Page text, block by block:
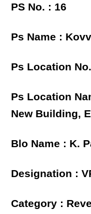
PS No. : 16
Ps Name :
Ps Location
Ps Location
New Building,
Blo Name : K.
Designation :
Category :